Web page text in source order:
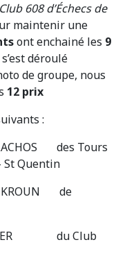
Club 608 d’Échecs de
maintenir une
ont enchainé les 9
déroulé
de groupe, nous
12 prix
:
des Tours
St Quentin
de
du Club